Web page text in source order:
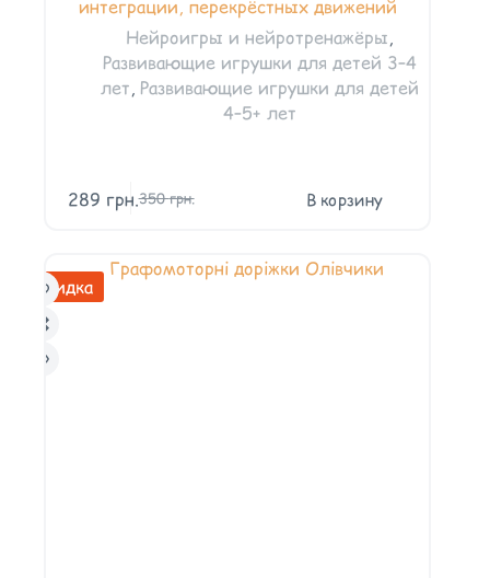
интеграции, перекрёстных движений
Нейроигры и нейротренажёры,
Развивающие игрушки для детей 3–4
лет, Развивающие игрушки для детей
4–5+ лет
350грн.
289 грн. В корзину
Скидка